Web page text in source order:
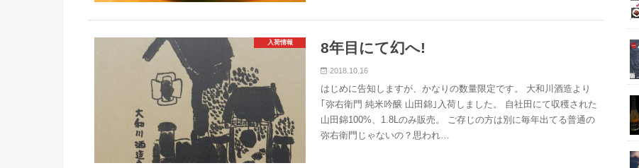
入荷情報 8年目にて幻へ!
2018.10.16
はじめに告知しますが、かなりの数量限定です。 大和川酒造より
｢弥右衛門 純米吟醸 山田錦｣入荷しました。 自社田にて収穫された
山田錦100%、1.8Lのみ販売。 ご存じの方は別に毎年出てる普通の
弥右衛門じゃないの？思われ…